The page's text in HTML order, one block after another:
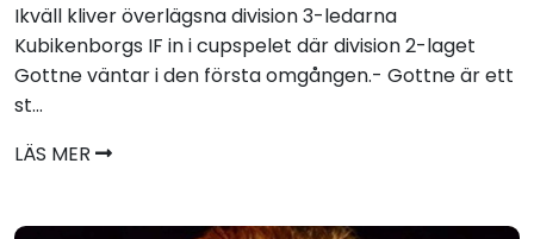
Ikväll kliver överlägsna division 3-ledarna
Kubikenborgs IF in i cupspelet där division 2-laget
Gottne väntar i den första omgången.- Gottne är ett
st...
LÄS MER